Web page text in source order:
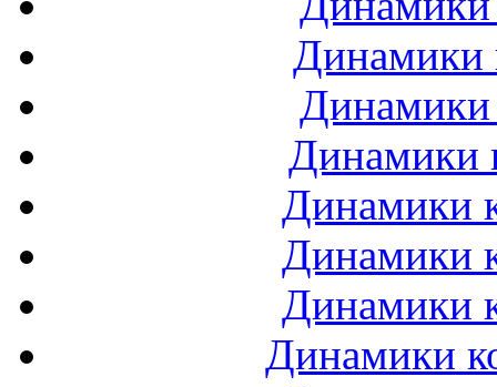
Динамики
Динамики
Динамики
Динамики
Динамики
Динамики
Динамики